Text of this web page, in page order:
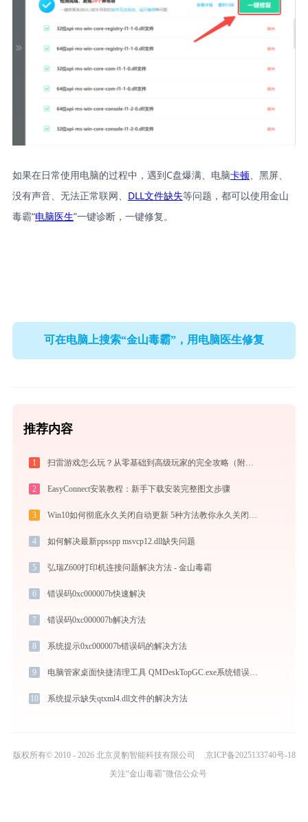
如果在日常使用电脑的过程中，遇到C盘爆满、电脑卡顿、黑屏、
没有声音、无法正常联网、 DLL文件缺失等问题，都可以使用金山
毒霸“电脑医生”一键诊断，一键修复。
可在电脑上搜索“金山毒霸”，用电脑医生修复
推荐内容
1 扫雷游戏怎么玩？从零基础到高级玩家的完全攻略（附必胜技巧）
2 EasyConnect安装教程：新手下载安装完整图文步骤
3
4 如何解决最新ppsspp msvcp12.dll缺失问题
5 弘瑞Z600打印机连接问题解决方法 - 金山毒霸
6 错误码0xc000007b快速解决
7 错误码0xc000007b解决方法
8 系统提示0xc000007b错误码的解决方法
9 电脑管家桌面快捷清理工具 QMDeskTopGC.exe系统错误gf.dll丢失如何解决
10 系统提示缺失qtxml4.dll文件的解决方法
版权所有© 2010 - 2026 北京灵豹智能科技有限公司
京ICP备2025133740号-18
关注“金山毒霸”微信公众号